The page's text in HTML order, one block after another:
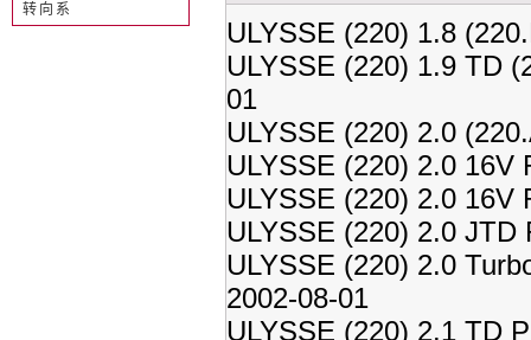
ULYSSE (220) 1.8
ULYSSE (220) 1.9 TD
01
ULYSSE (220) 2.0
ULYSSE (220) 2.0 16V
ULYSSE (220) 2.0 16V
ULYSSE (220) 2.0 JTD
ULYSSE (220) 2.0
2002-08-01
ULYSSE (220) 2.1 TD
转向系